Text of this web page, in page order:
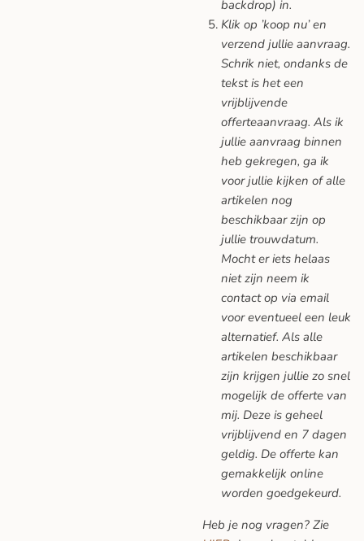
backdrop) in.
Klik op ’koop nu’ en
verzend jullie aanvraag.
Schrik niet, ondanks de
tekst is het een
vrijblijvende
offerteaanvraag. Als ik
jullie aanvraag binnen
heb gekregen, ga ik
voor jullie kijken of alle
artikelen nog
beschikbaar zijn op
jullie trouwdatum.
Mocht er iets helaas
niet zijn neem ik
contact op via email
voor eventueel een leuk
alternatief. Als alle
artikelen beschikbaar
zijn krijgen jullie zo snel
mogelijk de offerte van
mij. Deze is geheel
vrijblijvend en 7 dagen
geldig. De offerte kan
gemakkelijk online
worden goedgekeurd.
Heb je nog vragen? Zie